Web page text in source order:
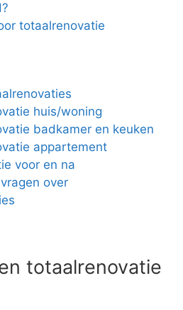
totaalrenovatie
huis/woning
badkamer en keuken
appartement
voor en na
over
totaalrenovatie